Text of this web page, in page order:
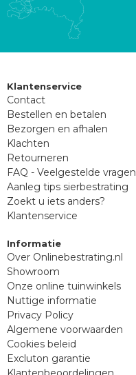
Klantenservice
Contact
Bestellen en betalen
Bezorgen en afhalen
Klachten
Retourneren
FAQ - Veelgestelde vragen
Aanleg tips sierbestrating
Zoekt u iets anders?
Klantenservice
Informatie
Over Onlinebestrating.nl
Showroom
Onze online tuinwinkels
Nuttige informatie
Privacy Policy
Algemene voorwaarden
Cookies beleid
Excluton garantie